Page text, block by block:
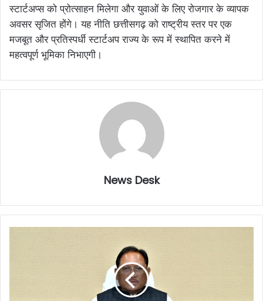
स्टार्टअप्स को प्रोत्साहन मिलेगा और युवाओं के लिए रोजगार के व्यापक
अवसर सृजित होंगे। यह नीति छत्तीसगढ़ को राष्ट्रीय स्तर पर एक
मजबूत और प्रतिस्पर्धी स्टार्टअप राज्य के रूप में स्थापित करने में
महत्वपूर्ण भूमिका निभाएगी।
News Desk